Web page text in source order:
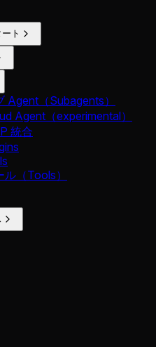
ト
Agent（Subagents）
Agent（experimental）
統合
ル（Tools）